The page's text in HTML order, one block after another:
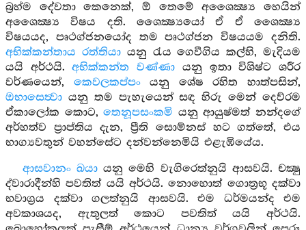
බ්‍රහ්ම දේවතා කෙනෙක්, ඕ තෙමේ අශෛක්‍ෂ්‍ය හෙයින්
අශෛක්‍ෂ්‍ය විෂය දති. ශෛක්‍ෂ්‍යයෝ ඒ ඒ ශෛක්‍ෂ්‍ය
විෂයයද, පෘථග්ජනයෝද තම පෘථග්ජන විෂයයම දනිති.
අභික්කන්තාය රත්තියායනු රැය ගෙවීගිය කල්හි, මැදියම
යයි අර්ථයි.අභික්කන්ත වණ්ණා යනු ඉතා විශිෂ්ට ශරීර
වර්ණයෙන්, කෙවලකප්පංයනු ශේෂ රහිත හාත්පසින්,
ඔභාසෙත්‍වා යනු තම පැහැයෙන් සඳ හිරු මෙන් දෙව්රම
ඒකාලෝක කොට,තෙනූපසංකමි යනු ආයුෂ්මත් නන්දගේ
අර්හත්ව ප්‍රාප්තිය දැන, ප්‍රීති සොම්නස් හට ගත්තේ, එය
භාග්‍යවතුන් වහන්සේට දන්වන්නෙමියි එළැඹියේය.
ආසවානං ඛයායනු මෙහි වැගිරෙත්නුයි ආසවයි. චක්‍ෂු
ද්වාරාදීන්හි පවතිත් යයි අර්ථයි. නොහොත් ගොත්‍රභූ දක්වා
භවාග්‍රය දක්වා ගලත්නුයි ආසවයි. එම ධර්මයන්ද එම
අවකාශයද, ඇතුලත් කොට පවතිත් යයි අර්ථයි.